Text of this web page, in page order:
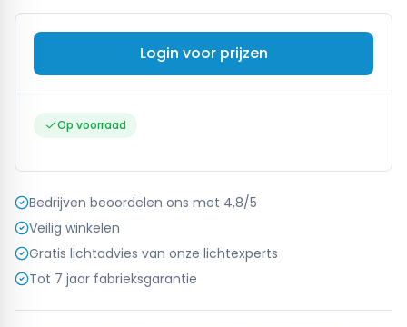
Login voor prijzen
Op voorraad
Bedrijven beoordelen ons met 4,8/5
Veilig winkelen
Gratis lichtadvies van onze lichtexperts
Tot 7 jaar fabrieksgarantie